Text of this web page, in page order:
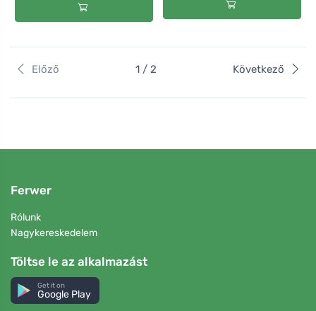
Előző 1 / 2 Következő
Ferwer
Rólunk
Nagykereskedelem
Töltse le az alkalmazást
Get it on
Google Play